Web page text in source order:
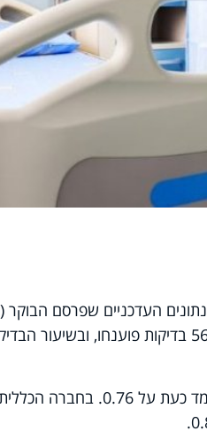
העדכניים שפרסם הבוקר
אתמול אובחנו 1,339 נדבקים חדשים בנגיף. 56,929 בדיקות